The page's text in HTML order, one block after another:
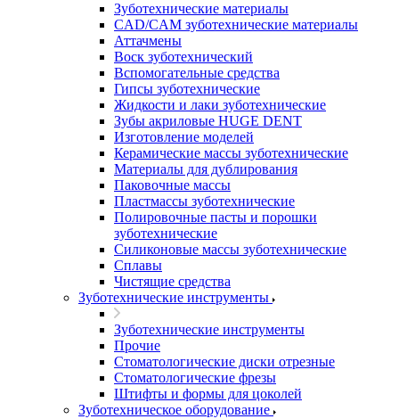
Зуботехнические материалы
CAD/CAM зуботехнические материалы
Аттачмены
Воск зуботехнический
Вспомогательные средства
Гипсы зуботехнические
Жидкости и лаки зуботехнические
Зубы акриловые HUGE DENT
Изготовление моделей
Керамические массы зуботехнические
Материалы для дублирования
Паковочные массы
Пластмассы зуботехнические
Полировочные пасты и порошки
зуботехнические
Силиконовые массы зуботехнические
Сплавы
Чистящие средства
Зуботехнические инструменты
Зуботехнические инструменты
Прочие
Стоматологические диски отрезные
Стоматологические фрезы
Штифты и формы для цоколей
Зуботехническое оборудование